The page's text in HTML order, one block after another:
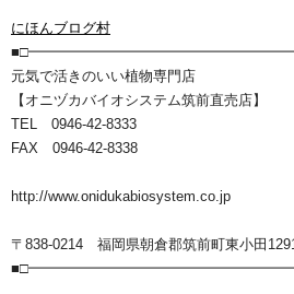
にほんブログ村
元気で活きのいい植物専門店
【オニヅカバイオシステム筑前直売店】
TEL 0946-42-8333
FAX 0946-42-8338
http://www.onidukabiosystem.co.jp
〒838-0214 福岡県朝倉郡筑前町東小田1291